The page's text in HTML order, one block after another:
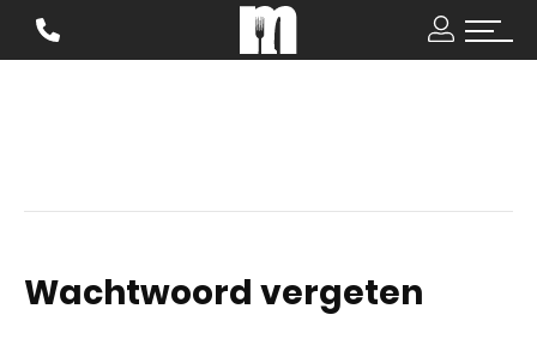
Wachtwoord vergeten